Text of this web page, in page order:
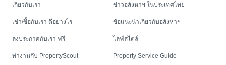
เกี่ยวกับเรา
เช่า/ซื้อกับเรา ดีอย่างไร
ลงประกาศกับเรา ฟรี
ทำงานกับ PropertyScout
ข่าวอสังหาฯ ในประเทศไทย
ข้อแนะนำเกี่ยวกับอสังหาฯ
ไลฟ์สไตล์
Property Service Guide